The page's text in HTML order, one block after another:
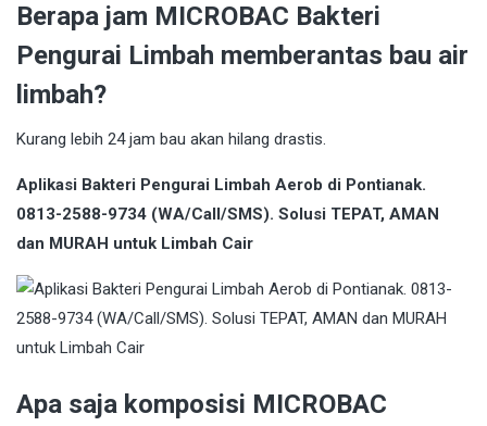
Berapa jam MICROBAC Bakteri
Pengurai Limbah memberantas bau air
limbah?
Kurang lebih 24 jam bau akan hilang drastis.
Aplikasi Bakteri Pengurai Limbah Aerob di Pontianak.
0813-2588-9734 (WA/Call/SMS). Solusi TEPAT, AMAN
dan MURAH untuk Limbah Cair
Apa saja komposisi MICROBAC